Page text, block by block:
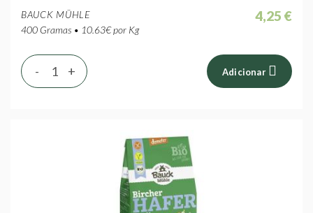
BAUCK MÜHLE
400 Gramas • 10.63€ por Kg
4,25 €
+
- Adicionar